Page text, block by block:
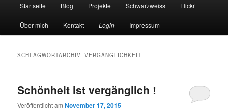
Startseite Blog Projekte Schwarzweiss Flickr
Über mich Kontakt Login Impressum
SCHLAGWORTARCHIV:VERGÄNGLICHKEIT
Schönheit ist vergänglich !
Veröffentlicht amNovember 17, 2015